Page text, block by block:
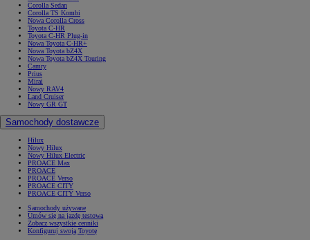
Corolla Sedan
Corolla TS Kombi
Nowa Corolla Cross
Toyota C-HR
Toyota C-HR Plug-in
Nowa Toyota C-HR+
Nowa Toyota bZ4X
Nowa Toyota bZ4X Touring
Camry
Prius
Mirai
Nowy RAV4
Land Cruiser
Nowy GR GT
Samochody dostawcze
Hilux
Nowy Hilux
Nowy Hilux Electric
PROACE Max
PROACE
PROACE Verso
PROACE CITY
PROACE CITY Verso
Samochody używane
Umów się na jazdę testową
Zobacz wszystkie cenniki
Konfiguruj swoją Toyotę